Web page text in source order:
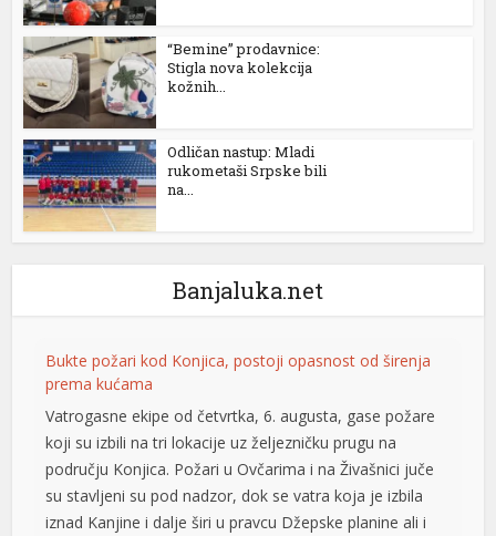
“Bemine” prodavnice:
Stigla nova kolekcija
kožnih...
Odličan nastup: Mladi
rukometaši Srpske bili
na...
Banjaluka.net
Bukte požari kod Konjica, postoji opasnost od širenja
prema kućama
Vatrogasne ekipe od četvrtka, 6. augusta, gase požare
koji su izbili na tri lokacije uz željezničku prugu na
području Konjica. Požari u Ovčarima i na Živašnici juče
su stavljeni su pod nadzor, dok se vatra koja je izbila
iznad Kanjine i dalje širi u pravcu Džepske planine ali i